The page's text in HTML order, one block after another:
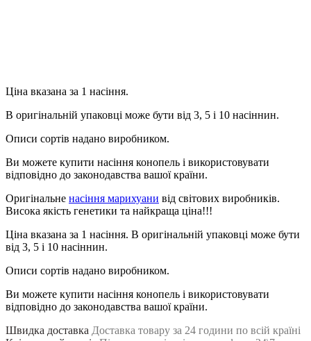
Ціна вказана за 1 насіння.
В оригінальній упаковці може бути від 3, 5 і 10 насіннин.
Описи сортів надано виробником.
Ви можете купити насіння конопель і використовувати
відповідно до законодавства вашої країни.
Оригінальне насіння марихуани від світових виробників.
Висока якість генетики та найкраща ціна!!!
Ціна вказана за 1 насіння. В оригінальній упаковці може бути
від 3, 5 і 10 насіннин.
Описи сортів надано виробником.
Ви можете купити насіння конопель і використовувати
відповідно до законодавства вашої країни.
Швидка доставка Доставка товару за 24 години по всій країні